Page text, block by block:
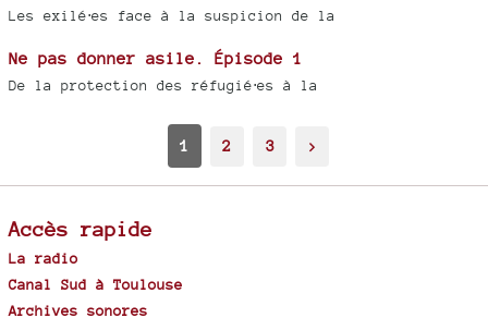
Les exilé⋅es face à la suspicion de la
Ne pas donner asile. Épisode 1
De la protection des réfugié⋅es à la
1 2 3 >
Accès rapide
La radio
Canal Sud à Toulouse
Archives sonores